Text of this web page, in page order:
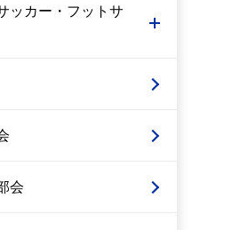
ッカー・フットサ
会